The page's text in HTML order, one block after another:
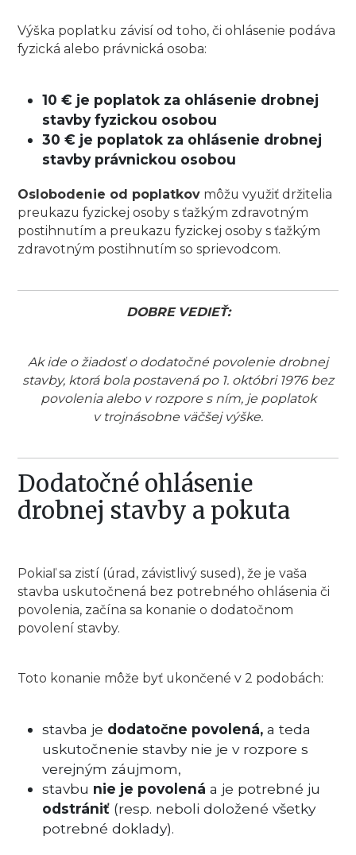
Výška poplatku závisí od toho, či ohlásenie podáva
fyzická alebo právnická osoba:
10 € je poplatok za ohlásenie drobnej
stavby fyzickou osobou
30 € je poplatok za ohlásenie drobnej
stavby právnickou osobou
Oslobodenie od poplatkov môžu využiť držitelia
preukazu fyzickej osoby s ťažkým zdravotným
postihnutím a preukazu fyzickej osoby s ťažkým
zdravotným postihnutím so sprievodcom.
DOBRE VEDIEŤ:
Ak ide o žiadosť o dodatočné povolenie drobnej
stavby, ktorá bola postavená po 1. októbri 1976 bez
povolenia alebo v rozpore s ním, je poplatok
v trojnásobne väčšej výške.
Dodatočné ohlásenie
drobnej stavby a pokuta
Pokiaľ sa zistí (úrad, závistlivý sused), že je vaša
stavba uskutočnená bez potrebného ohlásenia či
povolenia, začína sa konanie o dodatočnom
povolení stavby.
Toto konanie môže byť ukončené v 2 podobách:
stavba je dodatočne povolená,a teda
uskutočnenie stavby nie je v rozpore s
verejným záujmom,
stavbu nie je povolená a je potrebné ju
odstrániť(resp. neboli doložené všetky
potrebné doklady).